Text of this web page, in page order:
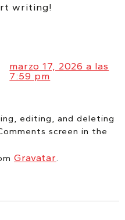
writing!
marzo 17, 2026 a las
7:59 pm
editing, and deleting
screen in the
Gravatar